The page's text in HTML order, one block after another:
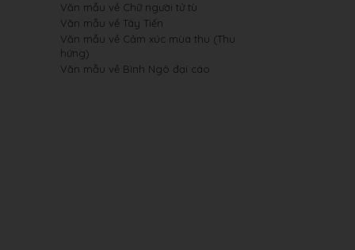
Văn mẫu về Chữ người tử tù
Văn mẫu về Tây Tiến
Văn mẫu về Cảm xúc mùa thu (Thu
hứng)
Văn mẫu về Bình Ngô đại cáo